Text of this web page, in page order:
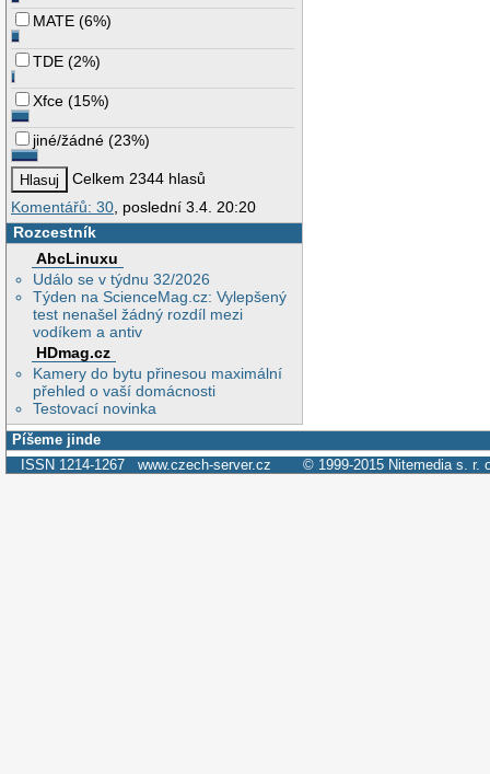
MATE (6%)
TDE (2%)
Xfce (15%)
jiné/žádné (23%)
Celkem 2344 hlasů
Komentářů: 30 , poslední 3.4. 20:20
Rozcestník
AbcLinuxu
Událo se v týdnu 32/2026
Týden na ScienceMag.cz: Vylepšený
test nenašel žádný rozdíl mezi
vodíkem a antiv
HDmag.cz
Kamery do bytu přinesou maximální
přehled o vaší domácnosti
Testovací novinka
Píšeme jinde
ISSN 1214-1267 www.czech-server.cz © 1999-2015 Nitemedia s. r.